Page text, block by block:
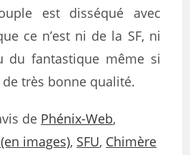
est disséqué avec
ce n’est ni de la SF, ni
du fantastique même si
de très bonne qualité.
de Phénix-Web,
images), SFU, Chimère